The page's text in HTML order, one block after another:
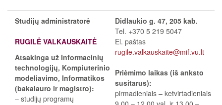
Studijų administratorė
RUGILĖ VALKAUSKAITĖ
Atsakinga už Informacinių
technologijų, Kompiuterinio
modeliavimo, Informatikos
(bakalauro ir magistro):
– studijų programų
Didlaukio g. 47, 205 kab.
Tel. +370 5 219 5047
El. paštas
rugile.valkauskaite@mif.vu.lt
Priėmimo laikas (iš anksto
susitarus):
pirmadieniais – ketvirtadieniais